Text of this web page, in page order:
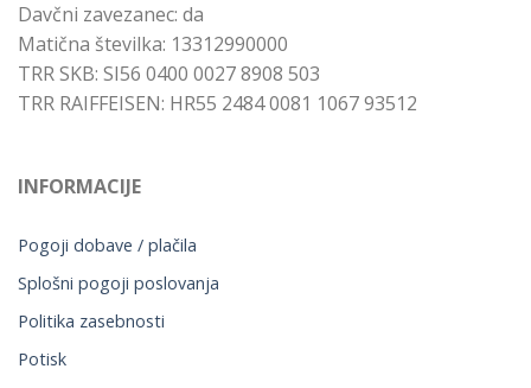
Davčni zavezanec: da
Matična številka: 13312990000
TRR SKB: SI56 0400 0027 8908 503
TRR RAIFFEISEN: HR55 2484 0081 1067 93512
INFORMACIJE
Pogoji dobave / plačila
Splošni pogoji poslovanja
Politika zasebnosti
Potisk